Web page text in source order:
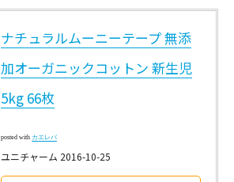
ナチュラルムーニーテープ 無添
加オーガニックコットン 新生児
5kg 66枚
posted with カエレバ
ユニチャーム 2016-10-25